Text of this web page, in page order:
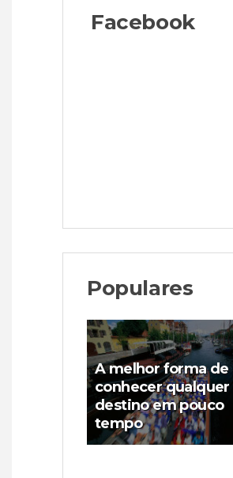
Facebook
Populares
A melhor forma de
conhecer qualquer
destino em pouco
tempo